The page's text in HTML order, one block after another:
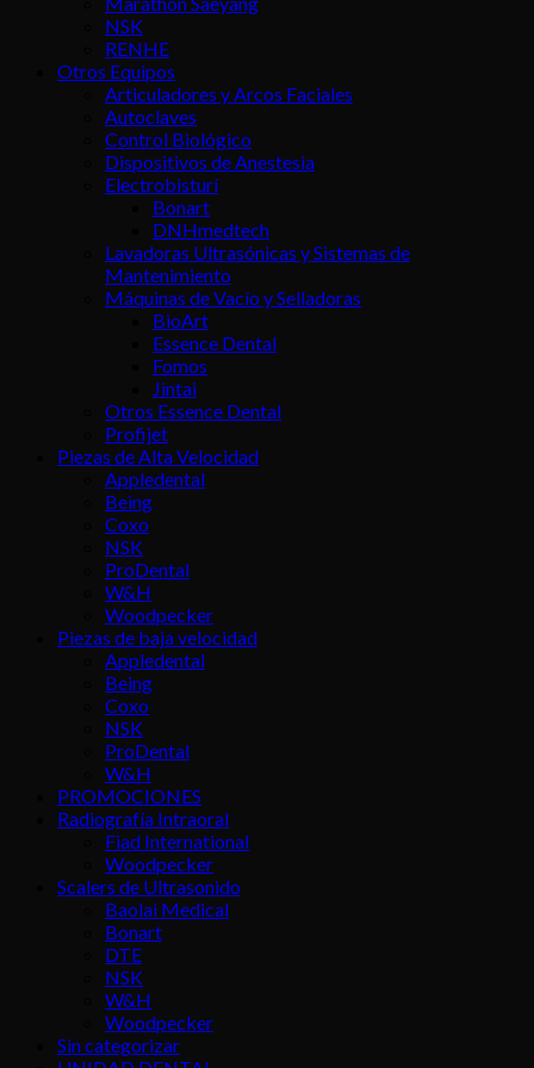
NSK
RENHE
Otros Equipos
Articuladores y Arcos Faciales
Autoclaves
Control Biológico
Dispositivos de Anestesia
Electrobisturí
Bonart
DNHmedtech
Lavadoras Ultrasónicas y Sistemas de
Mantenimiento
Máquinas de Vacío y Selladoras
BioArt
Essence Dental
Fomos
Jintai
Otros Essence Dental
Profijet
Piezas de Alta Velocidad
Appledental
Being
Coxo
NSK
ProDental
W&H
Woodpecker
Piezas de baja velocidad
Appledental
Being
Coxo
NSK
ProDental
W&H
PROMOCIONES
Radiografía Intraoral
Fiad International
Woodpecker
Scalers de Ultrasonido
Baolai Medical
Bonart
DTE
NSK
W&H
Woodpecker
Sin categorizar